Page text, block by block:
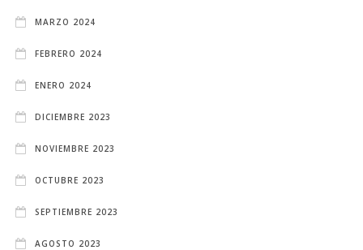
MARZO 2024
FEBRERO 2024
ENERO 2024
DICIEMBRE 2023
NOVIEMBRE 2023
OCTUBRE 2023
SEPTIEMBRE 2023
AGOSTO 2023